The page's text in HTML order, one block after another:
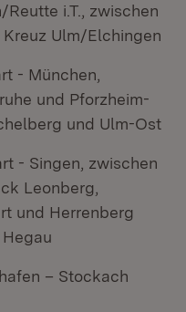
i.T., zwischen
Ulm/Elchingen
- München,
und Pforzheim-
und Ulm-Ost
- Singen, zwischen
Leonberg,
und Herrenberg
– Stockach